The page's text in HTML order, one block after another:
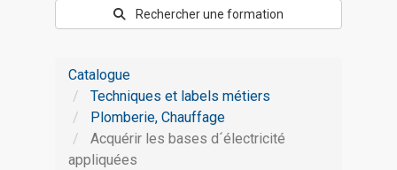
Rechercher une formation
Catalogue
Techniques et labels métiers
Plomberie, Chauffage
Acquérir les bases d´électricité
appliquées